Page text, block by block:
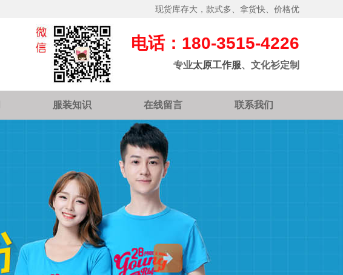
现货库存大，款式多、拿货快、价格优
电话：180-3515-4226
专业太原工作服、文化衫定制
服装知识 在线留言 联系我们